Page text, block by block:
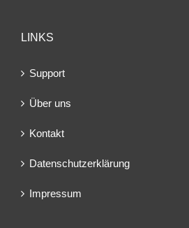
LINKS
Support
Über uns
Kontakt
Datenschutzerklärung
Impressum